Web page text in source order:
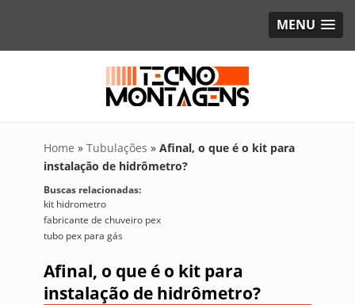
MENU
Home » Tubulações » Afinal, o que é o kit para
instalação de hidrômetro?
Buscas relacionadas:
kit hidrometro
fabricante de chuveiro pex
tubo pex para gás
Afinal, o que é o kit para
instalação de hidrômetro?